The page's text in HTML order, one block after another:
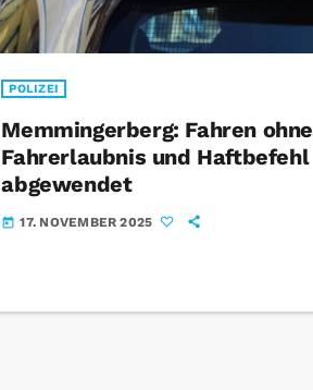
POLIZEI
Memmingerberg: Fahren ohne
Fahrerlaubnis und Haftbefehl
abgewendet
today 17. NOVEMBER 2025